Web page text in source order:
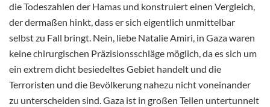
die Todeszahlen der Hamas und konstruiert einen Vergleich,
der dermaßen hinkt, dass er sich eigentlich unmittelbar
selbst zu Fall bringt. Nein, liebe Natalie Amiri, in Gaza waren
keine chirurgischen Präzisionsschläge möglich, da es sich um
ein extrem dicht besiedeltes Gebiet handelt und die
Terroristen und die Bevölkerung nahezu nicht voneinander
zu unterscheiden sind. Gaza ist in großen Teilen untertunnelt